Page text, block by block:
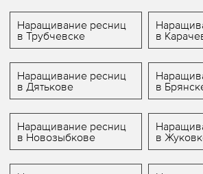
Наращивание ресниц
в Трубчевске
в
Наращивание ресниц
в Дятькове
в
Наращивание ресниц
в Новозыбкове
в